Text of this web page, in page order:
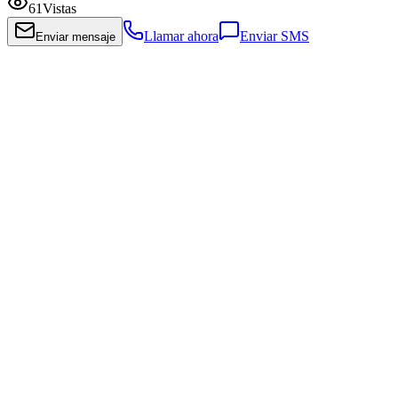
61Vistas
Enviar mensaje Llamar ahora Enviar SMS